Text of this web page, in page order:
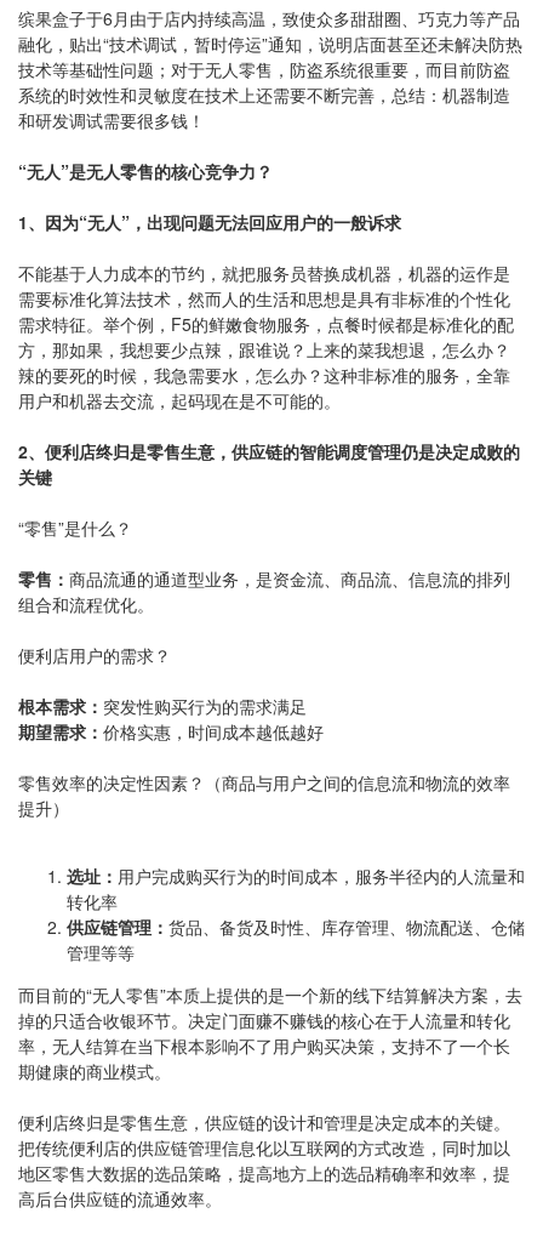
缤果盒子于6月由于店内持续高温，致使众多甜甜圈、巧克力等产品
融化，贴出“技术调试，暂时停运”通知，说明店面甚至还未解决防热
技术等基础性问题；对于无人零售，防盗系统很重要，而目前防盗
系统的时效性和灵敏度在技术上还需要不断完善，总结：机器制造
和研发调试需要很多钱！
“无人”是无人零售的核心竞争力？
1、因为“无人”，出现问题无法回应用户的一般诉求
不能基于人力成本的节约，就把服务员替换成机器，机器的运作是
需要标准化算法技术，然而人的生活和思想是具有非标准的个性化
需求特征。举个例，F5的鲜嫩食物服务，点餐时候都是标准化的配
方，那如果，我想要少点辣，跟谁说？上来的菜我想退，怎么办？
辣的要死的时候，我急需要水，怎么办？这种非标准的服务，全靠
用户和机器去交流，起码现在是不可能的。
2、便利店终归是零售生意，供应链的智能调度管理仍是决定成败的
关键
“零售”是什么？
零售： 商品流通的通道型业务，是资金流、商品流、信息流的排列
组合和流程优化。
便利店用户的需求？
根本需求： 突发性购买行为的需求满足
期望需求： 价格实惠，时间成本越低越好
零售效率的决定性因素？（商品与用户之间的信息流和物流的效率
提升）
选址： 用户完成购买行为的时间成本，服务半径内的人流量和
转化率
供应链管理： 货品、备货及时性、库存管理、物流配送、仓储
管理等等
而目前的“无人零售”本质上提供的是一个新的线下结算解决方案，去
掉的只适合收银环节。决定门面赚不赚钱的核心在于人流量和转化
率，无人结算在当下根本影响不了用户购买决策，支持不了一个长
期健康的商业模式。
便利店终归是零售生意，供应链的设计和管理是决定成本的关键。
把传统便利店的供应链管理信息化以互联网的方式改造，同时加以
地区零售大数据的选品策略，提高地方上的选品精确率和效率，提
高后台供应链的流通效率。